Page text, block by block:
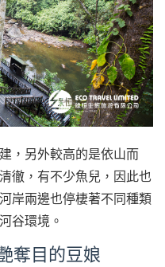
，另外較高的是依山而
徹，有不少魚兒，因此也
岸兩邊也停棲著不同種類
谷環境。
奪目的豆娘